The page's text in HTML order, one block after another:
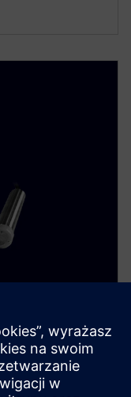
for
in open tanks,